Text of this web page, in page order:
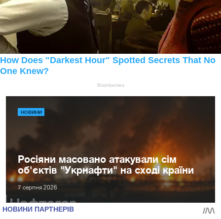
НОВИНИ
Росіяни масовано атакували сім
об'єктів "Укрнафти" на сході країни
7 серпня 2026